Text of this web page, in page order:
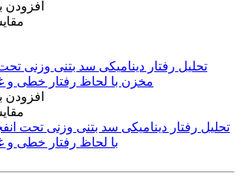
افزودن
افزودن
تحلیل رفتار دینامیکی سد بتنی وزنی تحت
با لحاظ رفتار خطی